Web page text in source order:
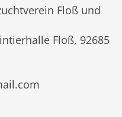
Floß und
Floß, 92685